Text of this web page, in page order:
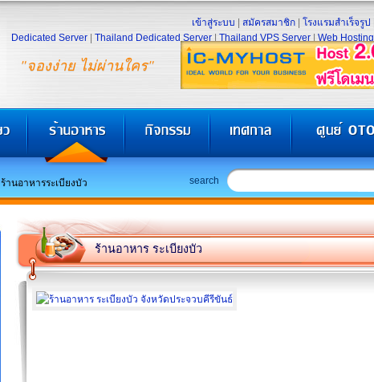
"จองง่าย ไม่ผ่านใคร"
เข้าสู่ระบบ สมัครสมาชิก โรงแรมสำเร็จรูป
Dedicated Server
Thailand Dedicated Server Thailand VPS Server Web Hosting
ร้านอาหารระเบียงบัว search
ร้านอาหาร ระเบียงบัว